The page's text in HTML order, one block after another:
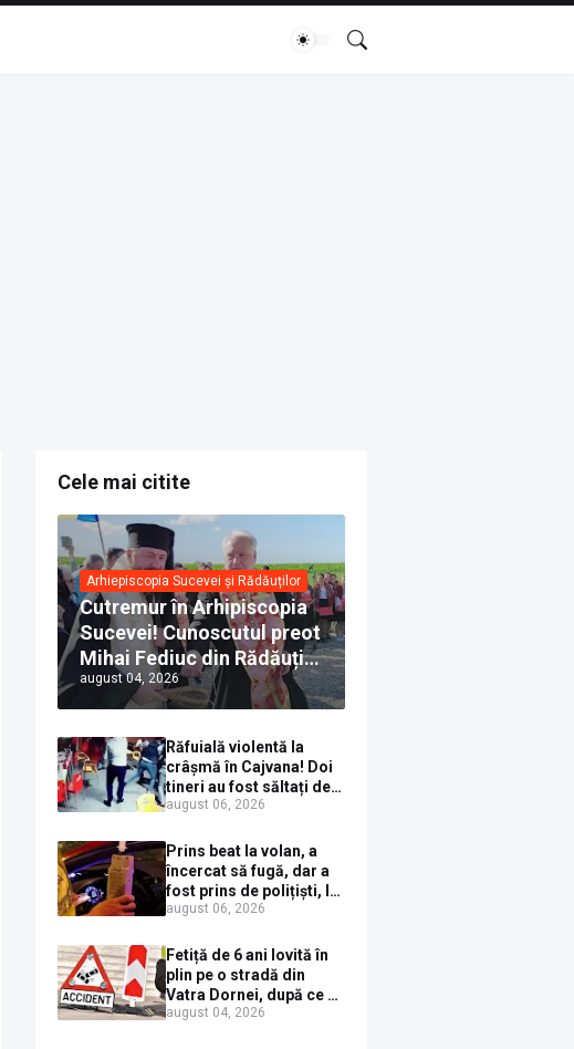
Cele mai citite
Arhiepiscopia Sucevei și Rădăuților
Cutremur în Arhipiscopia
Sucevei! Cunoscutul preot
Mihai Fediuc din Rădăuți a
trecut la Biserica Creștină
Ortodoxă Valahă. ÎPS
Calinic anunță că îi
pregătește judecata
canonică
august 04, 2026
Răfuială violentă la
crâșmă în Cajvana! Doi
tineri au fost săltați de
polițiști după un scandal
distruse
august 06, 2026
Prins beat la volan, a
încercat să fugă, dar a
fost prins de polițiști, la
Dorna Candrenilor.
1,59 mg/l alcool pur în
aerul expirat
august 06, 2026
Fetiță de 6 ani lovită în
plin pe o stradă din
Vatra Dornei, după ce a
ieșit în fața mașinii prin
august 04, 2026